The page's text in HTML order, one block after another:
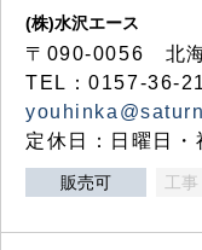
(株)水沢エース
〒090-0056 北
TEL：0157-36-
定休日：日曜日・
販売可 工